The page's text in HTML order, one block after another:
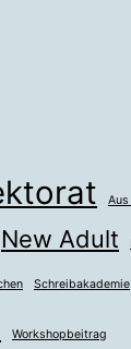
New Adult
Schreibakademie
Workshopbeitrag